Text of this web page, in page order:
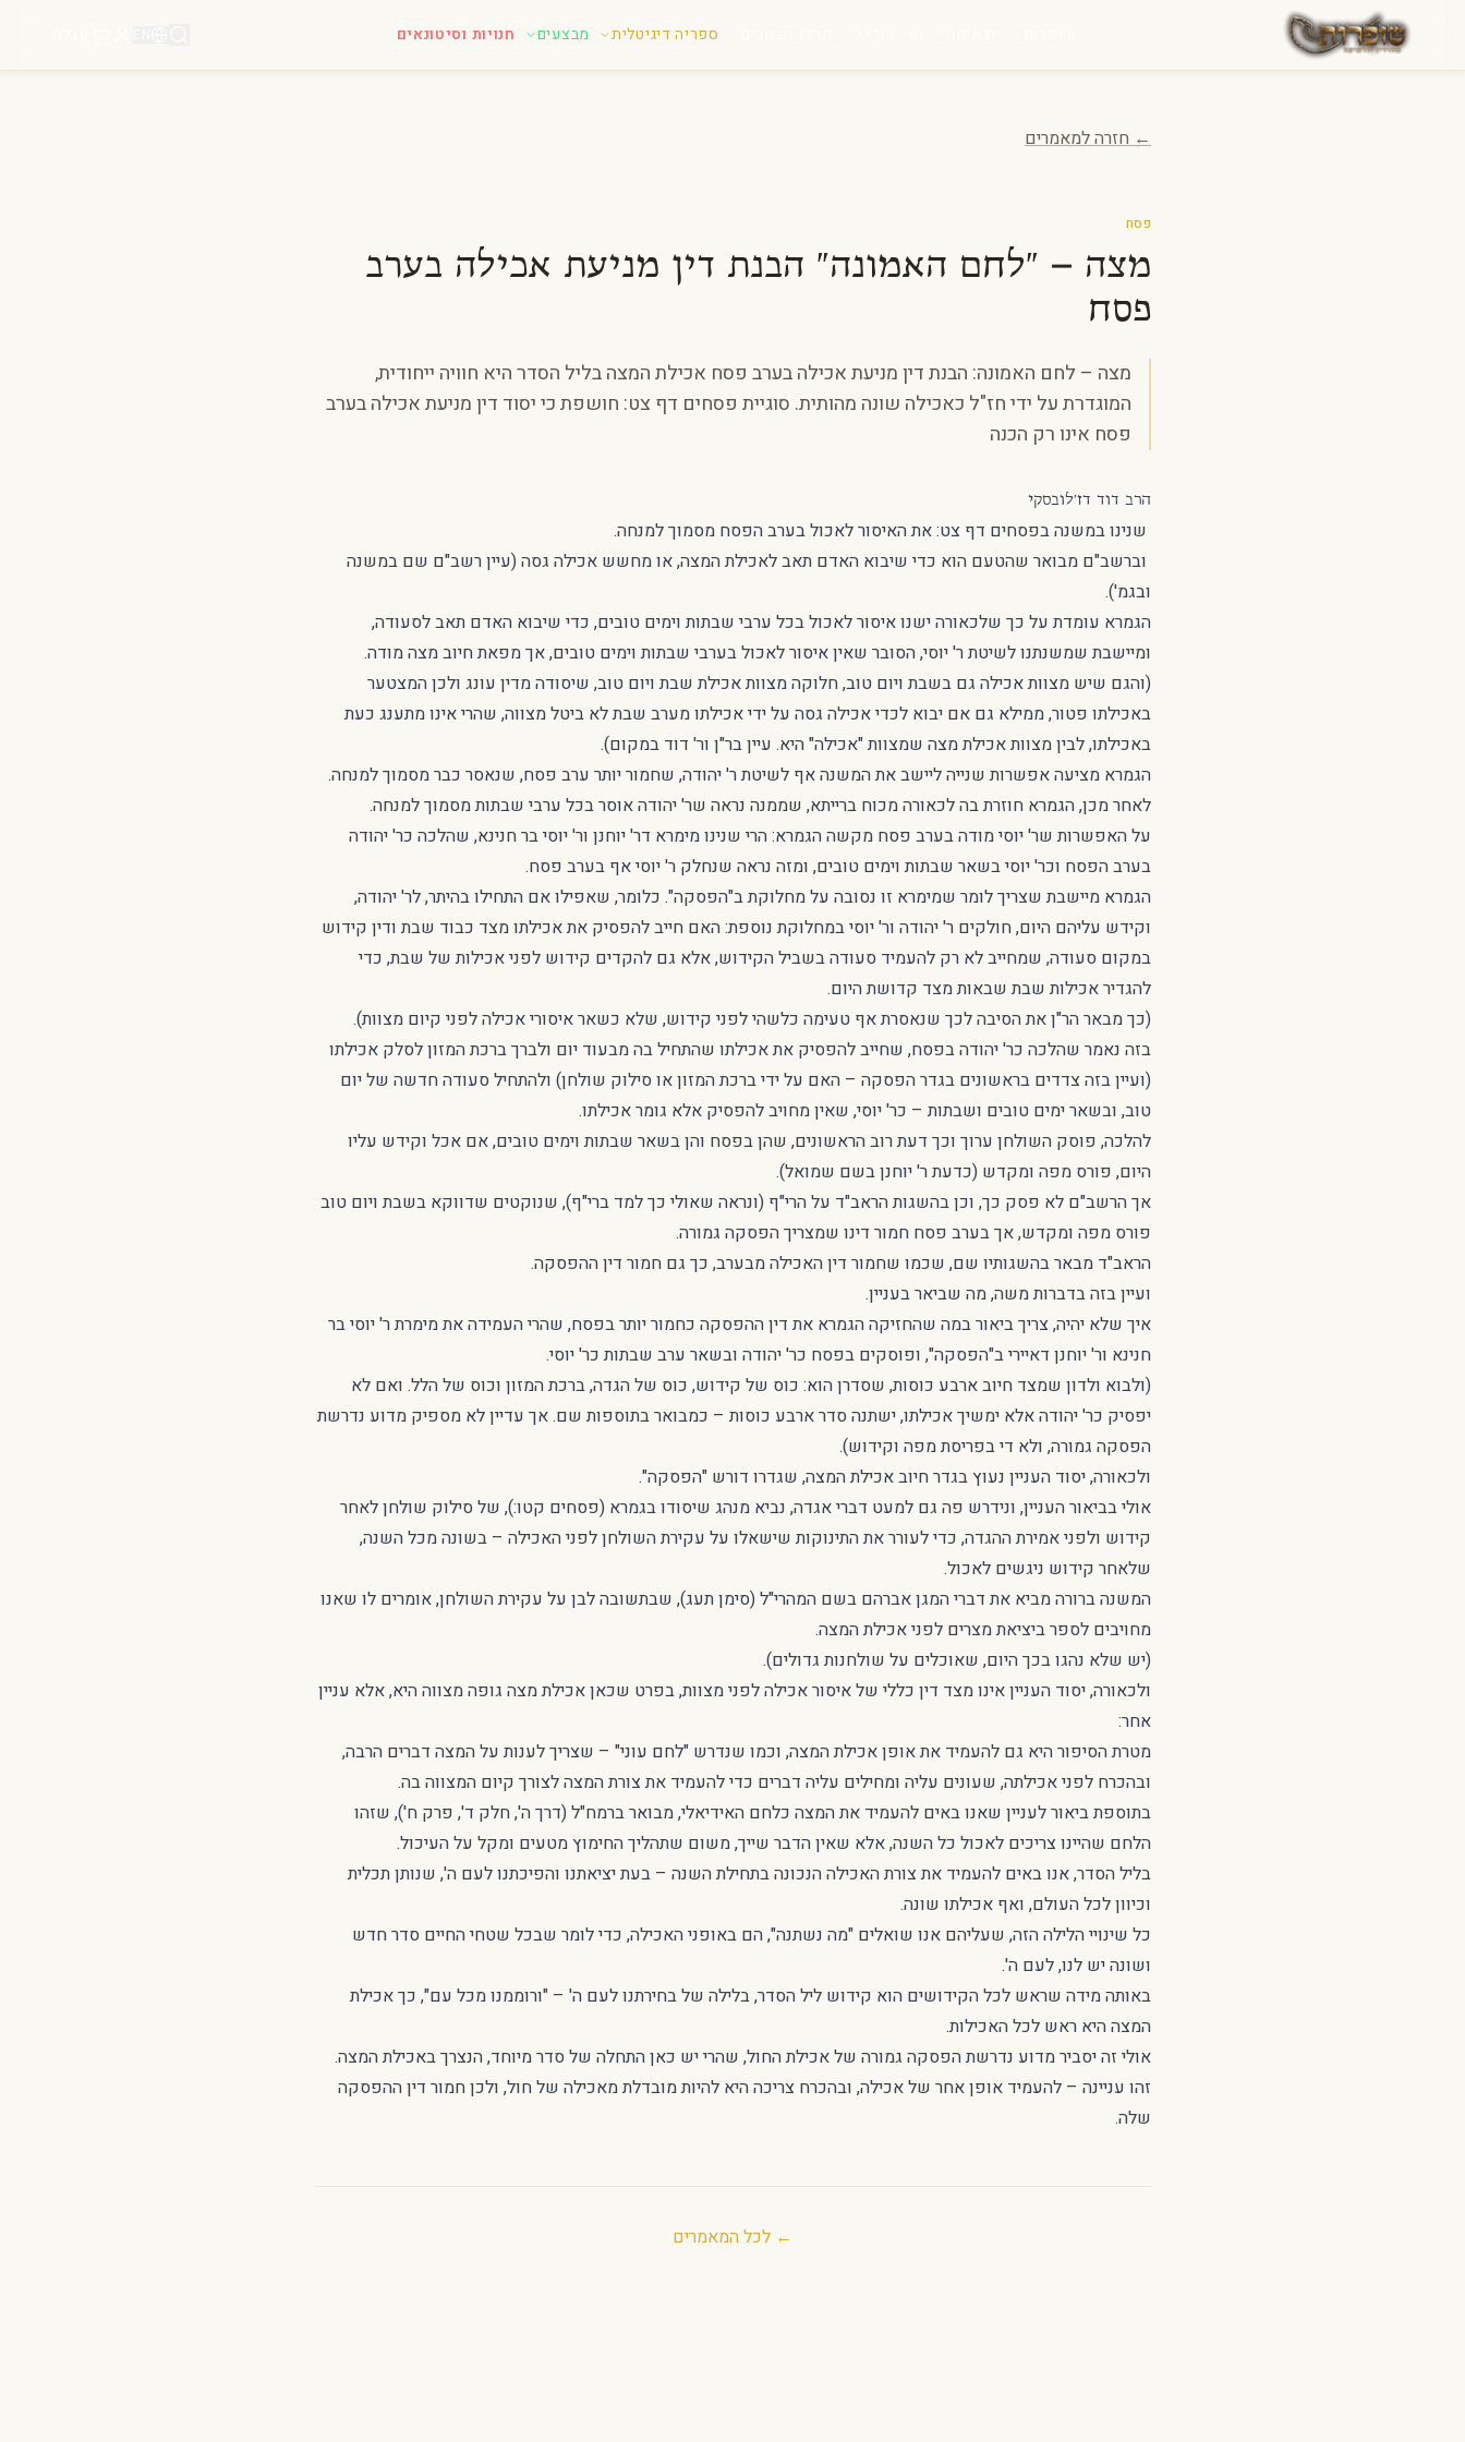
דלג לתוכן
ספריה דיגיטלית מבצעים חנויות וסיטונאים
← חזרה למאמרים
פסח
מצה – "לחם האמונה" הבנת דין מניעת אכילה בערב
פסח
מצה – לחם האמונה: הבנת דין מניעת אכילה בערב פסח אכילת המצה בליל הסדר היא חוויה ייחודית,
המוגדרת על ידי חז"ל כאכילה שונה מהותית. סוגיית פסחים דף צט: חושפת כי יסוד דין מניעת אכילה בערב
פסח אינו רק הכנה
הרב דוד דז'לובסקי
שנינו במשנה בפסחים דף צט: את האיסור לאכול בערב הפסח מסמוך למנחה.
וברשב"ם מבואר שהטעם הוא כדי שיבוא האדם תאב לאכילת המצה, או מחשש אכילה גסה (עיין רשב"ם שם במשנה
ובגמ').
הגמרא עומדת על כך שלכאורה ישנו איסור לאכול בכל ערבי שבתות וימים טובים, כדי שיבוא האדם תאב לסעודה,
ומיישבת שמשנתנו לשיטת ר' יוסי, הסובר שאין איסור לאכול בערבי שבתות וימים טובים, אך מפאת חיוב מצה מודה.
(והגם שיש מצוות אכילה גם בשבת ויום טוב, חלוקה מצוות אכילת שבת ויום טוב, שיסודה מדין עונג ולכן המצטער
באכילתו פטור, ממילא גם אם יבוא לכדי אכילה גסה על ידי אכילתו מערב שבת לא ביטל מצווה, שהרי אינו מתענג כעת
באכילתו, לבין מצוות אכילת מצה שמצוות "אכילה" היא. עיין בר"ן ור' דוד במקום).
הגמרא מציעה אפשרות שנייה ליישב את המשנה אף לשיטת ר' יהודה, שחמור יותר ערב פסח, שנאסר כבר מסמוך למנחה.
לאחר מכן, הגמרא חוזרת בה לכאורה מכוח ברייתא, שממנה נראה שר' יהודה אוסר בכל ערבי שבתות מסמוך למנחה.
על האפשרות שר' יוסי מודה בערב פסח מקשה הגמרא: הרי שנינו מימרא דר' יוחנן ור' יוסי בר חנינא, שהלכה כר' יהודה
בערב הפסח וכר' יוסי בשאר שבתות וימים טובים, ומזה נראה שנחלק ר' יוסי אף בערב פסח.
הגמרא מיישבת שצריך לומר שמימרא זו נסובה על מחלוקת ב"הפסקה". כלומר, שאפילו אם התחילו בהיתר, לר' יהודה,
וקידש עליהם היום, חולקים ר' יהודה ור' יוסי במחלוקת נוספת: האם חייב להפסיק את אכילתו מצד כבוד שבת ודין קידוש
במקום סעודה, שמחייב לא רק להעמיד סעודה בשביל הקידוש, אלא גם להקדים קידוש לפני אכילות של שבת, כדי
להגדיר אכילות שבת שבאות מצד קדושת היום.
(כך מבאר הר"ן את הסיבה לכך שנאסרת אף טעימה כלשהי לפני קידוש, שלא כשאר איסורי אכילה לפני קיום מצוות).
בזה נאמר שהלכה כר' יהודה בפסח, שחייב להפסיק את אכילתו שהתחיל בה מבעוד יום ולברך ברכת המזון לסלק אכילתו
(ועיין בזה צדדים בראשונים בגדר הפסקה – האם על ידי ברכת המזון או סילוק שולחן) ולהתחיל סעודה חדשה של יום
טוב, ובשאר ימים טובים ושבתות – כר' יוסי, שאין מחויב להפסיק אלא גומר אכילתו.
להלכה, פוסק השולחן ערוך וכך דעת רוב הראשונים, שהן בפסח והן בשאר שבתות וימים טובים, אם אכל וקידש עליו
היום, פורס מפה ומקדש (כדעת ר' יוחנן בשם שמואל).
אך הרשב"ם לא פסק כך, וכן בהשגות הראב"ד על הרי"ף (ונראה שאולי כך למד ברי"ף), שנוקטים שדווקא בשבת ויום טוב
פורס מפה ומקדש, אך בערב פסח חמור דינו שמצריך הפסקה גמורה.
הראב"ד מבאר בהשגותיו שם, שכמו שחמור דין האכילה מבערב, כך גם חמור דין ההפסקה.
ועיין בזה בדברות משה, מה שביאר בעניין.
איך שלא יהיה, צריך ביאור במה שהחזיקה הגמרא את דין ההפסקה כחמור יותר בפסח, שהרי העמידה את מימרת ר' יוסי בר
חנינא ור' יוחנן דאיירי ב"הפסקה", ופוסקים בפסח כר' יהודה ובשאר ערב שבתות כר' יוסי.
(ולבוא ולדון שמצד חיוב ארבע כוסות, שסדרן הוא: כוס של קידוש, כוס של הגדה, ברכת המזון וכוס של הלל. ואם לא
יפסיק כר' יהודה אלא ימשיך אכילתו, ישתנה סדר ארבע כוסות – כמבואר בתוספות שם. אך עדיין לא מספיק מדוע נדרשת
הפסקה גמורה, ולא די בפריסת מפה וקידוש).
ולכאורה, יסוד העניין נעוץ בגדר חיוב אכילת המצה, שגדרו דורש "הפסקה".
אולי בביאור העניין, ונידרש פה גם למעט דברי אגדה, נביא מנהג שיסודו בגמרא (פסחים קטו:), של סילוק שולחן לאחר
קידוש ולפני אמירת ההגדה, כדי לעורר את התינוקות שישאלו על עקירת השולחן לפני האכילה – בשונה מכל השנה,
שלאחר קידוש ניגשים לאכול.
המשנה ברורה מביא את דברי המגן אברהם בשם המהרי"ל (סימן תעג), שבתשובה לבן על עקירת השולחן, אומרים לו שאנו
מחויבים לספר ביציאת מצרים לפני אכילת המצה.
(יש שלא נהגו בכך היום, שאוכלים על שולחנות גדולים).
ולכאורה, יסוד העניין אינו מצד דין כללי של איסור אכילה לפני מצוות, בפרט שכאן אכילת מצה גופה מצווה היא, אלא עניין
אחר:
מטרת הסיפור היא גם להעמיד את אופן אכילת המצה, וכמו שנדרש "לחם עוני" – שצריך לענות על המצה דברים הרבה,
ובהכרח לפני אכילתה, שעונים עליה ומחילים עליה דברים כדי להעמיד את צורת המצה לצורך קיום המצווה בה.
בתוספת ביאור לעניין שאנו באים להעמיד את המצה כלחם האידיאלי, מבואר ברמח"ל (דרך ה', חלק ד', פרק ח'), שזהו
הלחם שהיינו צריכים לאכול כל השנה, אלא שאין הדבר שייך, משום שתהליך החימוץ מטעים ומקל על העיכול.
בליל הסדר, אנו באים להעמיד את צורת האכילה הנכונה בתחילת השנה – בעת יציאתנו והפיכתנו לעם ה', שנותן תכלית
וכיוון לכל העולם, ואף אכילתו שונה.
כל שינויי הלילה הזה, שעליהם אנו שואלים "מה נשתנה", הם באופני האכילה, כדי לומר שבכל שטחי החיים סדר חדש
ושונה יש לנו, לעם ה'.
באותה מידה שראש לכל הקידושים הוא קידוש ליל הסדר, בלילה של בחירתנו לעם ה' – "ורוממנו מכל עם", כך אכילת
המצה היא ראש לכל האכילות.
אולי זה יסביר מדוע נדרשת הפסקה גמורה של אכילת החול, שהרי יש כאן התחלה של סדר מיוחד, הנצרך באכילת המצה.
זהו עניינה – להעמיד אופן אחר של אכילה, ובהכרח צריכה היא להיות מובדלת מאכילה של חול, ולכן חמור דין ההפסקה
שלה.
← לכל המאמרים